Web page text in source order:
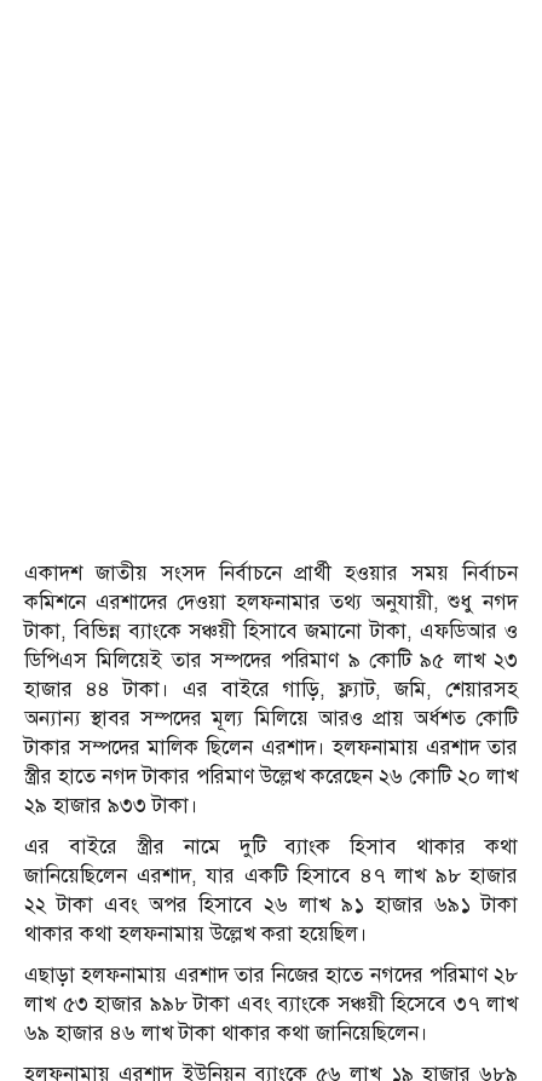
একাদশ জাতীয় সংসদ নির্বাচনে প্রার্থী হওয়ার সময় নির্বাচন
কমিশনে এরশাদের দেওয়া হলফনামার তথ্য অনুযায়ী, শুধু নগদ
টাকা, বিভিন্ন ব্যাংকে সঞ্চয়ী হিসাবে জমানো টাকা, এফডিআর ও
ডিপিএস মিলিয়েই তার সম্পদের পরিমাণ ৯ কোটি ৯৫ লাখ ২৩
হাজার ৪৪ টাকা। এর বাইরে গাড়ি, ফ্ল্যাট, জমি, শেয়ারসহ
অন্যান্য স্থাবর সম্পদের মূল্য মিলিয়ে আরও প্রায় অর্ধশত কোটি
টাকার সম্পদের মালিক ছিলেন এরশাদ। হলফনামায় এরশাদ তার
স্ত্রীর হাতে নগদ টাকার পরিমাণ উল্লেখ করেছেন ২৬ কোটি ২০ লাখ
২৯ হাজার ৯৩৩ টাকা।
এর বাইরে স্ত্রীর নামে দুটি ব্যাংক হিসাব থাকার কথা
জানিয়েছিলেন এরশাদ, যার একটি হিসাবে ৪৭ লাখ ৯৮ হাজার
২২ টাকা এবং অপর হিসাবে ২৬ লাখ ৯১ হাজার ৬৯১ টাকা
থাকার কথা হলফনামায় উল্লেখ করা হয়েছিল।
এছাড়া হলফনামায় এরশাদ তার নিজের হাতে নগদের পরিমাণ ২৮
লাখ ৫৩ হাজার ৯৯৮ টাকা এবং ব্যাংকে সঞ্চয়ী হিসেবে ৩৭ লাখ
৬৯ হাজার ৪৬ লাখ টাকা থাকার কথা জানিয়েছিলেন।
হলফনামায় এরশাদ ইউনিয়ন ব্যাংকে ৫৬ লাখ ১৯ হাজার ৬৮৯